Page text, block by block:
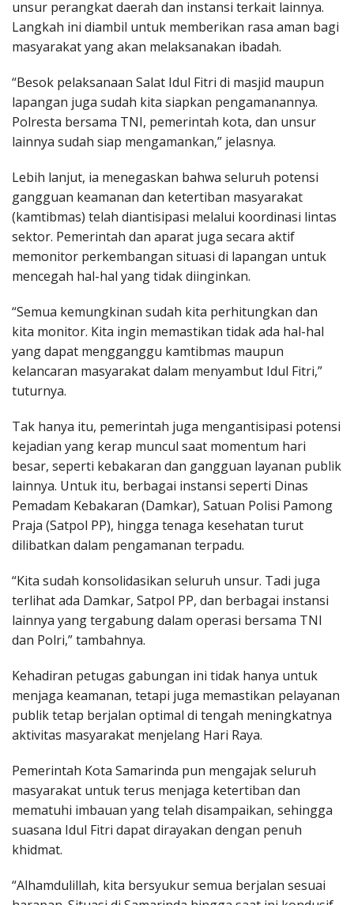
unsur perangkat daerah dan instansi terkait lainnya.
Langkah ini diambil untuk memberikan rasa aman bagi
masyarakat yang akan melaksanakan ibadah.
“Besok pelaksanaan Salat Idul Fitri di masjid maupun
lapangan juga sudah kita siapkan pengamanannya.
Polresta bersama TNI, pemerintah kota, dan unsur
lainnya sudah siap mengamankan,” jelasnya.
Lebih lanjut, ia menegaskan bahwa seluruh potensi
gangguan keamanan dan ketertiban masyarakat
(kamtibmas) telah diantisipasi melalui koordinasi lintas
sektor. Pemerintah dan aparat juga secara aktif
memonitor perkembangan situasi di lapangan untuk
mencegah hal-hal yang tidak diinginkan.
“Semua kemungkinan sudah kita perhitungkan dan
kita monitor. Kita ingin memastikan tidak ada hal-hal
yang dapat mengganggu kamtibmas maupun
kelancaran masyarakat dalam menyambut Idul Fitri,”
tuturnya.
Tak hanya itu, pemerintah juga mengantisipasi potensi
kejadian yang kerap muncul saat momentum hari
besar, seperti kebakaran dan gangguan layanan publik
lainnya. Untuk itu, berbagai instansi seperti Dinas
Pemadam Kebakaran (Damkar), Satuan Polisi Pamong
Praja (Satpol PP), hingga tenaga kesehatan turut
dilibatkan dalam pengamanan terpadu.
“Kita sudah konsolidasikan seluruh unsur. Tadi juga
terlihat ada Damkar, Satpol PP, dan berbagai instansi
lainnya yang tergabung dalam operasi bersama TNI
dan Polri,” tambahnya.
Kehadiran petugas gabungan ini tidak hanya untuk
menjaga keamanan, tetapi juga memastikan pelayanan
publik tetap berjalan optimal di tengah meningkatnya
aktivitas masyarakat menjelang Hari Raya.
Pemerintah Kota Samarinda pun mengajak seluruh
masyarakat untuk terus menjaga ketertiban dan
mematuhi imbauan yang telah disampaikan, sehingga
suasana Idul Fitri dapat dirayakan dengan penuh
khidmat.
“Alhamdulillah, kita bersyukur semua berjalan sesuai